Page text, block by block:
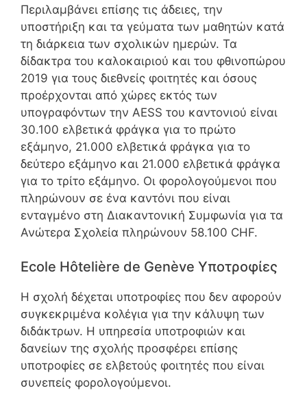
Περιλαμβάνει επίσης τις άδειες, την
υποστήριξη και τα γεύματα των μαθητών κατά
τη διάρκεια των σχολικών ημερών. Τα
δίδακτρα του καλοκαιριού και του φθινοπώρου
2019 για τους διεθνείς φοιτητές και όσους
προέρχονται από χώρες εκτός των
υπογραφόντων την AESS του καντονιού είναι
30.100 ελβετικά φράγκα για το πρώτο
εξάμηνο, 21.000 ελβετικά φράγκα για το
δεύτερο εξάμηνο και 21.000 ελβετικά φράγκα
για το τρίτο εξάμηνο. Οι φορολογούμενοι που
πληρώνουν σε ένα καντόνι που είναι
ενταγμένο στη Διακαντονική Συμφωνία για τα
Ανώτερα Σχολεία πληρώνουν 58.100 CHF.
Ecole Hôtelière de Genève Υποτροφίες
Η σχολή δέχεται υποτροφίες που δεν αφορούν
συγκεκριμένα κολέγια για την κάλυψη των
διδάκτρων. Η υπηρεσία υποτροφιών και
δανείων της σχολής προσφέρει επίσης
υποτροφίες σε ελβετούς φοιτητές που είναι
συνεπείς φορολογούμενοι.